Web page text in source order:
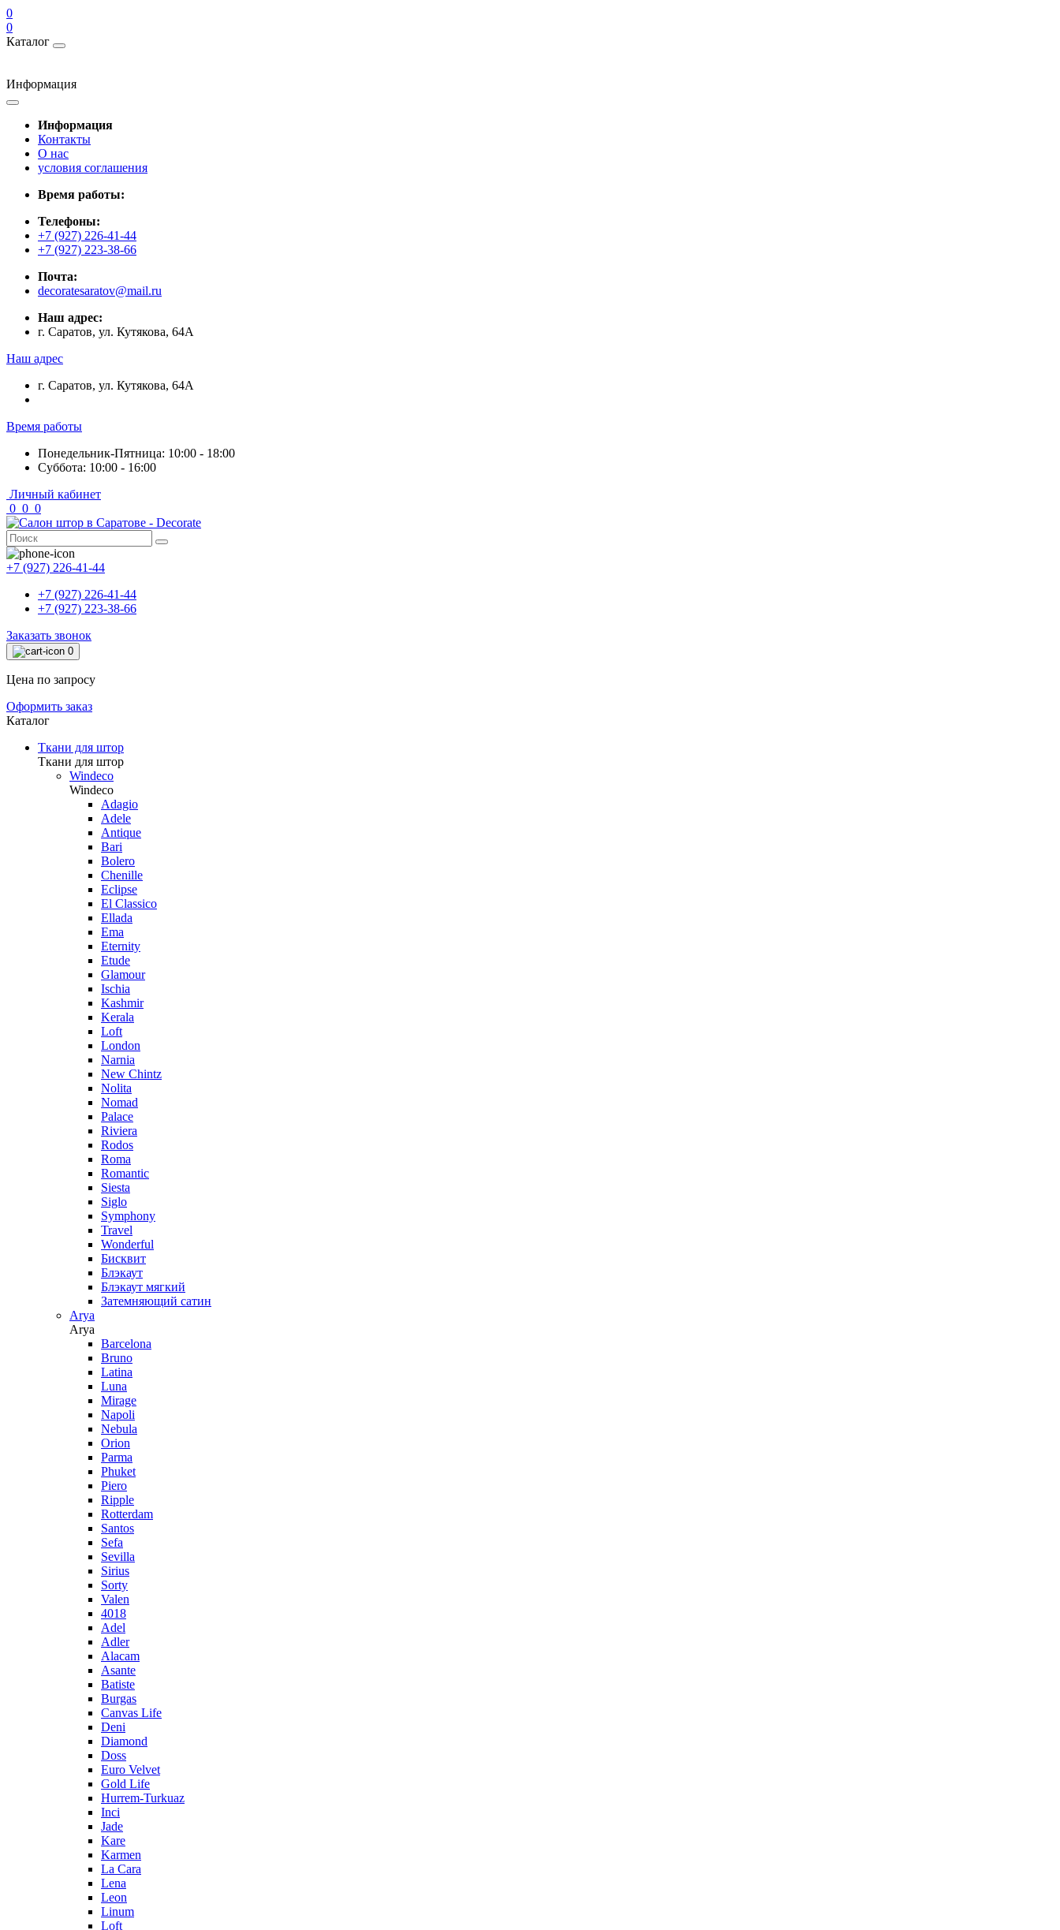
0
0
Каталог
Информация
Информация
Контакты
О нас
условия соглашения
Время работы:
Телефоны:
+7 (927) 226-41-44
+7 (927) 223-38-66
Почта:
decoratesaratov@mail.ru
Наш адрес:
г. Саратов, ул. Кутякова, 64А
Наш адрес
г. Саратов, ул. Кутякова, 64А
Время работы
Понедельник-Пятница: 10:00 - 18:00
Суббота: 10:00 - 16:00
Личный кабинет
0 0 0
+7 (927) 226-41-44
+7 (927) 226-41-44
+7 (927) 223-38-66
Заказать звонок
0
Цена по запросу
Оформить заказ
Каталог
Ткани для штор
Ткани для штор
Windeco
Windeco
Adagio
Adele
Antique
Bari
Bolero
Chenille
Eclipse
El Classico
Ellada
Ema
Eternity
Etude
Glamour
Ischia
Kashmir
Kerala
Loft
London
Narnia
New Chintz
Nolita
Nomad
Palace
Riviera
Rodos
Roma
Romantic
Siesta
Siglo
Symphony
Travel
Wonderful
Бисквит
Блэкаут
Блэкаут мягкий
Затемняющий сатин
Arya
Arya
Barcelona
Bruno
Latina
Luna
Mirage
Napoli
Nebula
Orion
Parma
Phuket
Piero
Ripple
Rotterdam
Santos
Sefa
Sevilla
Sirius
Sorty
Valen
4018
Adel
Adler
Alacam
Asante
Batiste
Burgas
Canvas Life
Deni
Diamond
Doss
Euro Velvet
Gold Life
Hurrem-Turkuaz
Inci
Jade
Kare
Karmen
La Cara
Lena
Leon
Linum
Loft